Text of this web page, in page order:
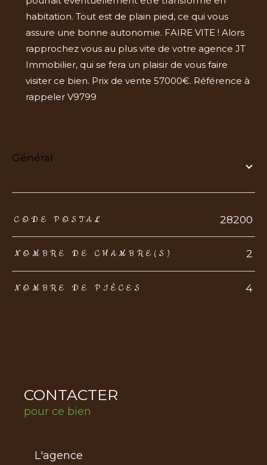
habitation. Tout est de plain pied, ce qui vous
assure une bonne autonomie. FAIRE VITE ! Alors
rapprochez vous au plus vite de votre agence JT
Immobilier, qui se fera un plaisir de vous faire
visiter ce bien. Prix de vente 57000€. Référence à
rappeler V9799
général
TRAD_ZEPHYR_Caracteristique TRAD_ZEPHYR_Valeurs
CODE POSTAL 28200
NOMBRE DE CHAMBRE(S) 2
NOMBRE DE PIÈCES 4
CONTACTER
pour ce bien
L'agence